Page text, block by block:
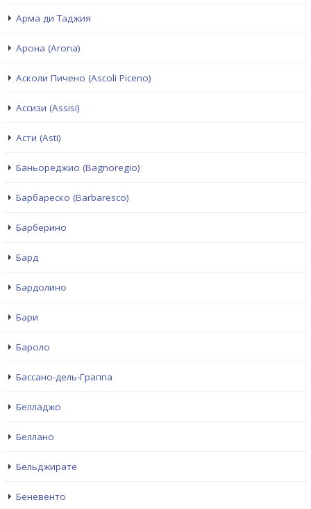
Арма ди Таджия
Арона (Arona)
Асколи Пичено (Ascoli Piceno)
Ассизи (Assisi)
Асти (Asti)
Баньореджио (Bagnoregio)
Барбареско (Barbaresco)
Барберино
Бард
Бардолино
Бари
Бароло
Бассано-дель-Граппа
Белладжо
Беллано
Бельджирате
Беневенто